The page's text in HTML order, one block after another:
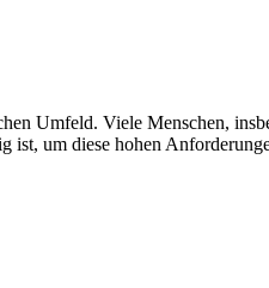
Umfeld. Viele Menschen,
ist, um diese hohen